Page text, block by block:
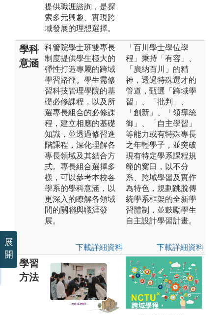
提供職涯諮詢，是探
索多元興趣、實現跨
域發展的理想選擇。
學科
意涵
科管院學士班雙專長
制度提供學生極大的
彈性打造專屬的跨域
學習路徑。學生需修
習科技管理學院的基
礎必修課程，以及所
選專長組合的必修課
程，建立相應的基礎
知識，並透過修習進
階課程，深化理解各
專長領域及其結合方
式。專長組合選擇多
樣，可以參考本校各
學系的學科意涵，以
更深入的瞭解各領域
間的關聯與職涯發
展。
下載詳細資料
「百川學士學位學
程」秉持「有容」、
「廣納百川」的精
神，透過特殊選才的
管道，甄選「跨域學
習」、「批判」、
「創新」、「領導統
御」、「自主學習」
等能力或有特殊專長
之年輕學子，並突破
現有特定學系課程規
範的窠臼，以不分
系、跨域學習及實作
為特色，規劃跳脫傳
統學系框架的全新學
習體制，並鼓勵學生
自主設計學習計畫。
下載詳細資料
學習
方法
展
開